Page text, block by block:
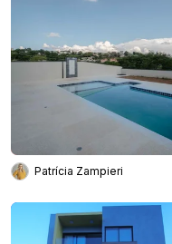
Patrícia Zampieri